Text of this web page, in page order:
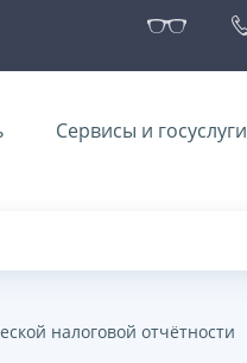
Сервисы и госуслуги
налоговой отчётности